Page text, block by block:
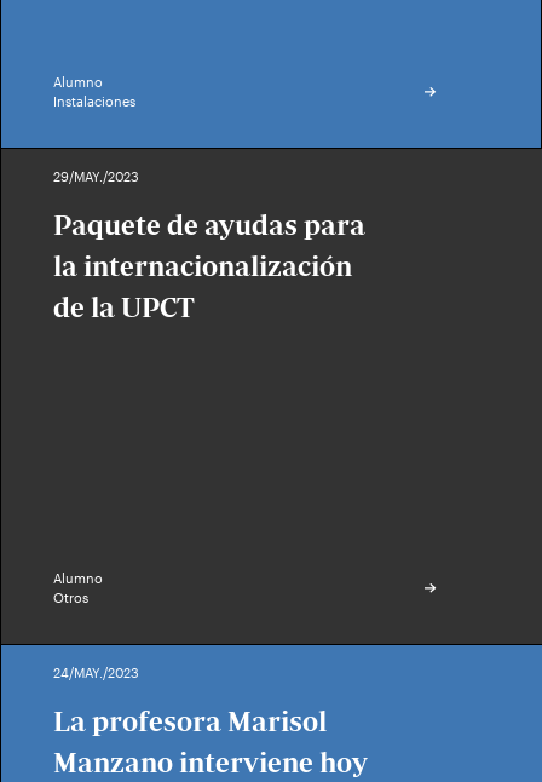
Alumno
Instalaciones
29/MAY./2023
Paquete de ayudas para
la internacionalización
de la UPCT
Alumno
Otros
24/MAY./2023
La profesora Marisol
Manzano interviene hoy